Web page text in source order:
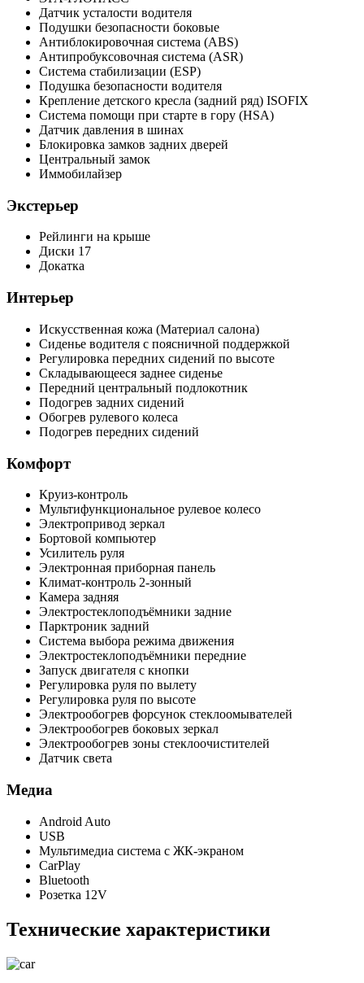
Датчик усталости водителя
Подушки безопасности боковые
Антиблокировочная система (ABS)
Антипробуксовочная система (ASR)
Система стабилизации (ESP)
Подушка безопасности водителя
Крепление детского кресла (задний ряд) ISOFIX
Система помощи при старте в гору (HSA)
Датчик давления в шинах
Блокировка замков задних дверей
Центральный замок
Иммобилайзер
Экстерьер
Рейлинги на крыше
Диски 17
Докатка
Интерьер
Искусственная кожа (Материал салона)
Сиденье водителя с поясничной поддержкой
Регулировка передних сидений по высоте
Складывающееся заднее сиденье
Передний центральный подлокотник
Подогрев задних сидений
Обогрев рулевого колеса
Подогрев передних сидений
Комфорт
Круиз-контроль
Мультифункциональное рулевое колесо
Электропривод зеркал
Бортовой компьютер
Усилитель руля
Электронная приборная панель
Климат-контроль 2-зонный
Камера задняя
Электростеклоподъёмники задние
Парктроник задний
Система выбора режима движения
Электростеклоподъёмники передние
Запуск двигателя с кнопки
Регулировка руля по вылету
Регулировка руля по высоте
Электрообогрев форсунок стеклоомывателей
Электрообогрев боковых зеркал
Электрообогрев зоны стеклоочистителей
Датчик света
Медиа
Android Auto
USB
Мультимедиа система с ЖК-экраном
CarPlay
Bluetooth
Розетка 12V
Технические характеристики